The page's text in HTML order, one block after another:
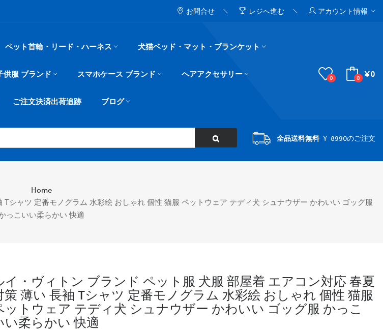
お問合せ レジへ進む アカウント情報
ペット首輪・リード・ハーネス 犬猫ベッド・マット・ブランケット
供服 ブランド スマホケース ブランド ヘアアクセサリー
ご注文決済出荷追跡 ブログ
0 0 ¥0
全品送料無料￥ 8990のご注文
Home
シャツ 定番モノグラム 水彩絵 おしゃれ 個性 猫服 ペットウェア テディ犬 シュナウザー かわいい ゴッグ服
っこいい柔らかい 快適
イ・ヴィトン ブランド ペット服 犬服 部屋着 エアコン対応 春夏
策 薄い 長袖 Tシャツ 定番モノグラム 水彩絵 おしゃれ 個性 猫服
ットウェア テディ犬 シュナウザー かわいい ゴッグ服 かっこ
い柔らかい 快適